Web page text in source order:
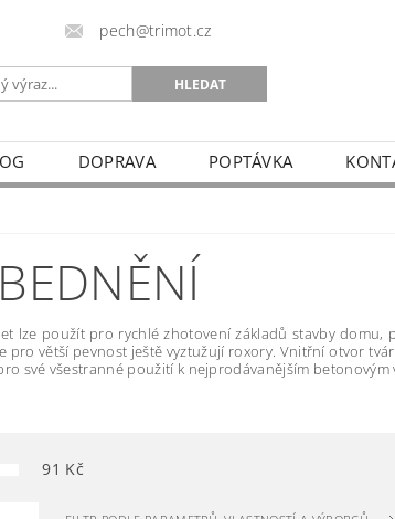
pech@trimot.cz
DOPRAVA POPTÁVKA
lze použít pro rychlé zhotovení základů stavby domu,
pro větší pevnost ještě vyztužují roxory. Vnitřní otvor
své všestranné použití k nejprodávanějším betonovým
91 Kč